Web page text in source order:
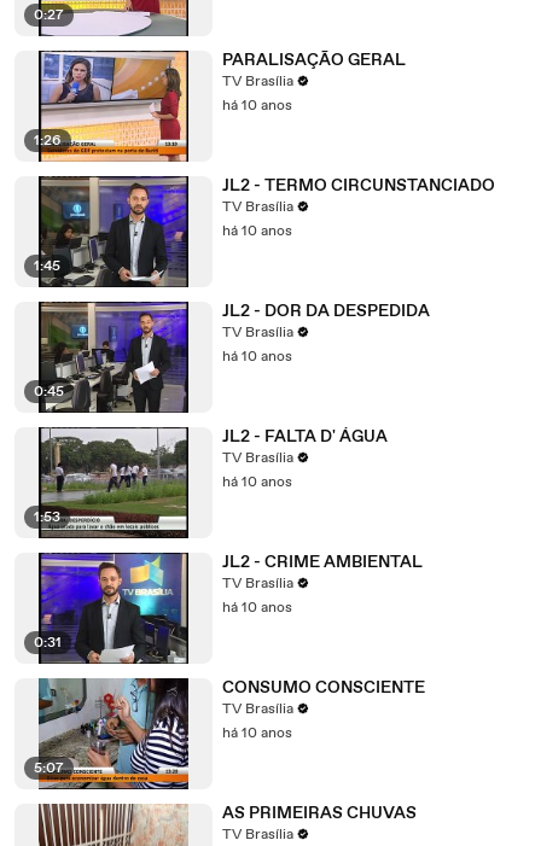
0:27
1:26
PARALISAÇÃO GERAL
TV Brasília
há 10 anos
1:45
JL2 - TERMO CIRCUNSTANCIADO
TV Brasília
há 10 anos
0:45
JL2 - DOR DA DESPEDIDA
TV Brasília
há 10 anos
1:53
JL2 - FALTA D' ÁGUA
TV Brasília
há 10 anos
0:31
JL2 - CRIME AMBIENTAL
TV Brasília
há 10 anos
5:07
CONSUMO CONSCIENTE
TV Brasília
há 10 anos
AS PRIMEIRAS CHUVAS
TV Brasília